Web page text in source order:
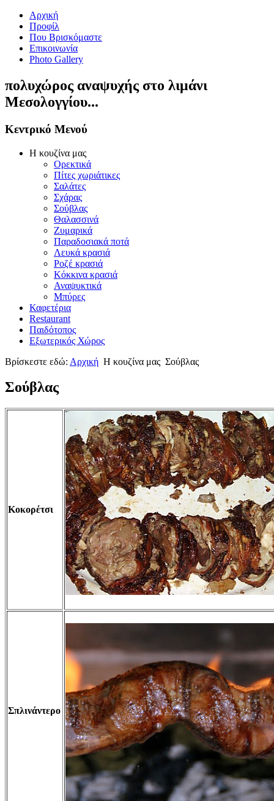
Αρχική
Προφίλ
Που Βρισκόμαστε
Επικοινωνία
Photo Gallery
πολυχώρος αναψυχής στο λιμάνι
Μεσολογγίου...
Κεντρικό Μενού
Η κουζίνα μας
Ορεκτικά
Πίτες χωριάτικες
Σαλάτες
Σχάρας
Σούβλας
Θαλασσινά
Ζυμαρικά
Παραδοσιακά ποτά
Λευκά κρασιά
Ροζέ κρασιά
Κόκκινα κρασιά
Αναψυκτικά
Μπύρες
Καφετέρια
Restaurant
Παιδότοπος
Εξωτερικός Χώρος
Βρίσκεστε εδώ: Αρχική Η κουζίνα μας Σούβλας
Σούβλας
Κοκορέτσι
Σπλινάντερο